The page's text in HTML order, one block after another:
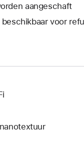
een
nieuw
aangeschaft
voor